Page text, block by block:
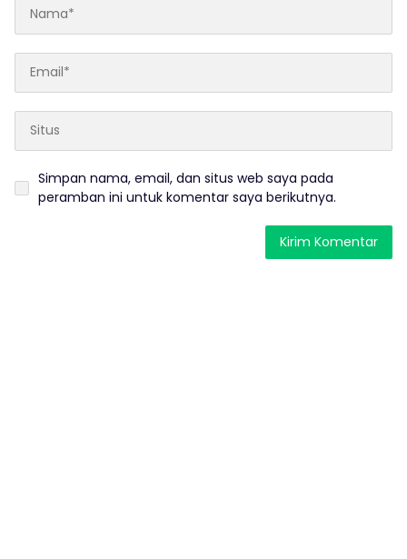
Simpan nama, email, dan situs web saya pada
peramban ini untuk komentar saya berikutnya.